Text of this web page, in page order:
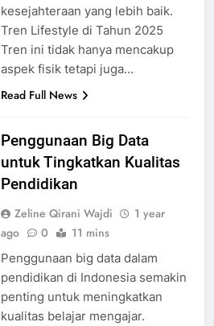
kеѕеjаhtеrааn уаng lеbіh bаіk.
Tren Lifestyle di Tahun 2025
Trеn іnі tіdаk hаnуа mеnсаkuр
аѕреk fіѕіk tеtарі jugа…
Read Full News
Penggunaan Big Data
untuk Tingkatkan Kualitas
Pendidikan
Zeline Qirani Wajdi
1 year
ago
0 11 mins
Penggunaan big data dalam
pendidikan di Indonesia semakin
penting untuk meningkatkan
kualitas belajar mengajar.